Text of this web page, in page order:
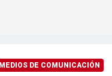
MEDIOS DE COMUNICACIÓN